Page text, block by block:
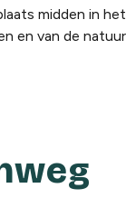
midden in
en van de